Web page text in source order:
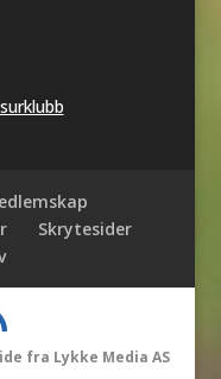
Skrytesider
fra Lykke Media AS